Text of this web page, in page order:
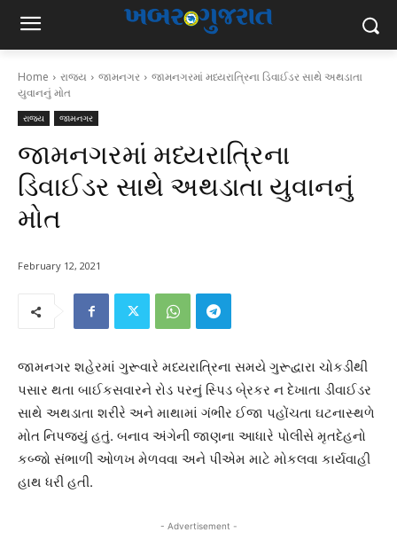
Home રાજ્ય જામનગર
જામનગરમાં મધ્યરાત્રિના ડિવાઈડર સાથે અથડાતા
યુવાનનું મોત
રાજ્ય જામનગર
જામનગરમાં મધ્યરાત્રિના
ડિવાઈડર સાથે અથડાતા યુવાનનું
મોત
February 12, 2021
જામનગર શહેરમાં ગુરૂવારે મધ્યરાત્રિના સમયે ગુરૂદ્વારા ચોકડીથી
પસાર થતા બાઈકસવારને રોડ પરનું સ્પિડ બે્રકર ન દેખાતા ડીવાઈડર
સાથે અથડાતા શરીરે અને માથામાં ગંભીર ઈજા પહોંચતા ઘટનાસ્થળે
મોત નિપજ્યું હતું. બનાવ અંગેની જાણના આધારે પોલીસે મૃતદેહનો
કબ્જો સંભાળી ઓળખ મેળવવા અને પીએમ માટે મોકલવા કાર્યવાહી
હાથ ધરી હતી.
- Advertisement -